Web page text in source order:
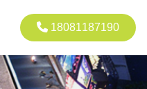
18081187190